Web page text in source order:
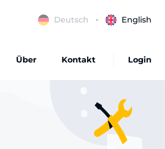
Deutsch English
Über Kontakt Login